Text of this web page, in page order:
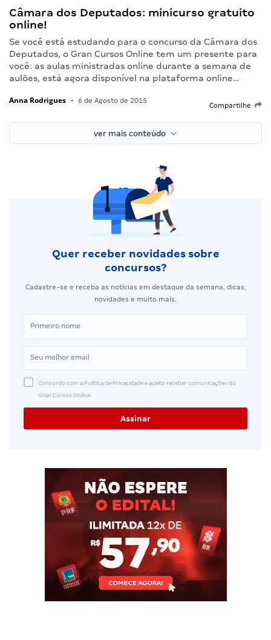
Câmara dos Deputados: minicurso gratuito
online!
Se você está estudando para o concurso da Câmara dos
Deputados, o Gran Cursos Online tem um presente para
você: as aulas ministradas online durante a semana de
aulões, está agora disponível na plataforma online…
Anna Rodrigues • 6 de Agosto de 2015
Compartilhe
ver mais conteúdo
Quer receber novidades sobre
concursos?
Cadastre-se e receba as notícias em destaque da semana, dicas,
novidades e muito mais.
Concordo com a Política de Privacidade e aceito receber comunicações do
Gran Cursos Online.